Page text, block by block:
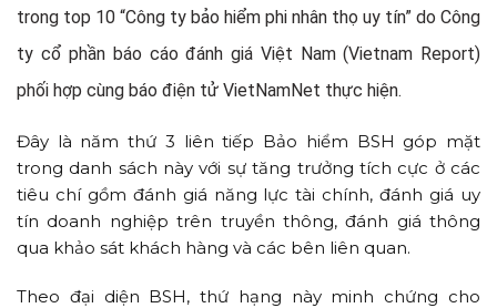
trong top 10 “Công ty bảo hiểm phi nhân thọ uy tín” do Công
ty cổ phần báo cáo đánh giá Việt Nam (Vietnam Report)
phối hợp cùng báo điện tử VietNamNet thực hiện.
Đây là năm thứ 3 liên tiếp Bảo hiểm BSH góp mặt
trong danh sách này với sự tăng trưởng tích cực ở các
tiêu chí gồm đánh giá năng lực tài chính, đánh giá uy
tín doanh nghiệp trên truyền thông, đánh giá thông
qua khảo sát khách hàng và các bên liên quan.
Theo đại diện BSH, thứ hạng này minh chứng cho